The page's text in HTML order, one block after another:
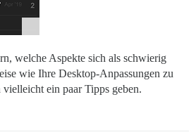
welche Aspekte sich als schwierig
wie Ihre Desktop-Anpassungen zu
ein paar Tipps geben.